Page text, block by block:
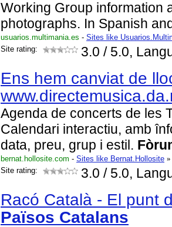
Working Group information
photographs. In Spanish
usuarios.multimania.es - Sites like
Site rating:
3.0 / 5.0,
Ens hem canviat de
Agenda de concerts de les
Calendari interactiu, amb
data, preu, grup i estil.
bernat.hollosite.com - Sites like Bernat.Hollosite »
Site rating:
3.0 / 5.0,
Racó Català - El punt
Països Catalans